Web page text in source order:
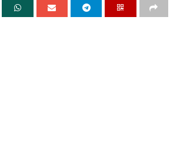
महिला क्रिकेट के सबसे बड़े टूर्नामेंटों में से